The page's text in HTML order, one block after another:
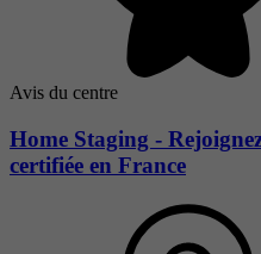
Avis du centre
Home Staging -
certifiée en France